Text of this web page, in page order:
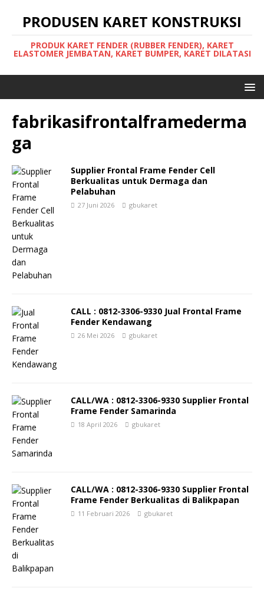
PRODUSEN KARET KONSTRUKSI
PRODUK KARET FENDER (RUBBER FENDER), KARET
ELASTOMER JEMBATAN, KARET BUMPER, KARET DILATASI
fabrikasifrontalframederma
ga
Supplier Frontal Frame Fender Cell
Berkualitas untuk Dermaga dan
Pelabuhan
27 Juni 2026 gbukaret
CALL : 0812-3306-9330 Jual Frontal Frame
Fender Kendawang
26 Mei 2026 gbukaret
CALL/WA : 0812-3306-9330 Supplier Frontal
Frame Fender Samarinda
18 April 2026 gbukaret
CALL/WA : 0812-3306-9330 Supplier Frontal
Frame Fender Berkualitas di Balikpapan
11 Februari 2026 gbukaret